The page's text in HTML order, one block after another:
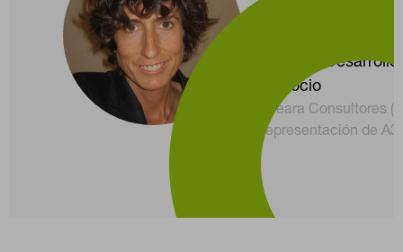
Gerente
Negocio
Creara Consultores
representación de